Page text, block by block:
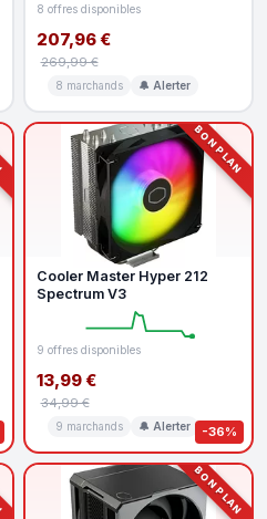
8 offres disponibles
207,96 €
269,99 €
8 marchands 🔔 Alerter
BON PLAN
-36%
Cooler Master Hyper 212
Spectrum V3
9 offres disponibles
13,99 €
34,99 €
9 marchands 🔔 Alerter
BON PLAN